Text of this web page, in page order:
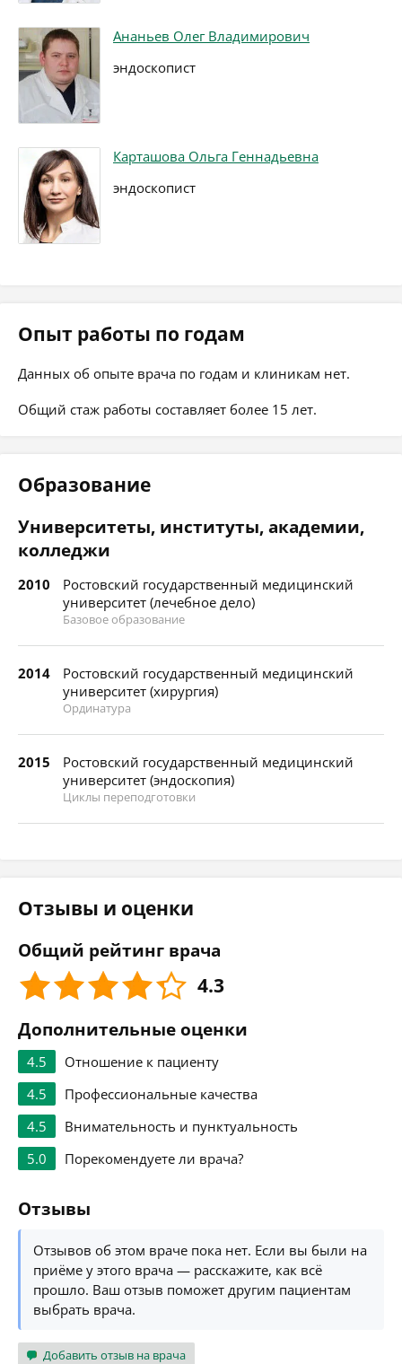
Ананьев Олег Владимирович
эндоскопист
Карташова Ольга Геннадьевна
эндоскопист
Опыт работы по годам
Данных об опыте врача по годам и клиникам нет.
Общий стаж работы составляет более 15 лет.
Образование
Университеты, институты, академии,
колледжи
2010
Ростовский государственный медицинский
университет (лечебное дело)
Базовое образование
2014
Ростовский государственный медицинский
университет (хирургия)
Ординатура
2015
Ростовский государственный медицинский
университет (эндоскопия)
Циклы переподготовки
Отзывы и оценки
Общий рейтинг врача
4.3
Дополнительные оценки
4.5
Отношение к пациенту
4.5
Профессиональные качества
4.5
Внимательность и пунктуальность
5.0
Порекомендуете ли врача?
Отзывы
Отзывов об этом враче пока нет. Если вы были на
приёме у этого врача — расскажите, как всё
прошло. Ваш отзыв поможет другим пациентам
выбрать врача.
Добавить отзыв на врача